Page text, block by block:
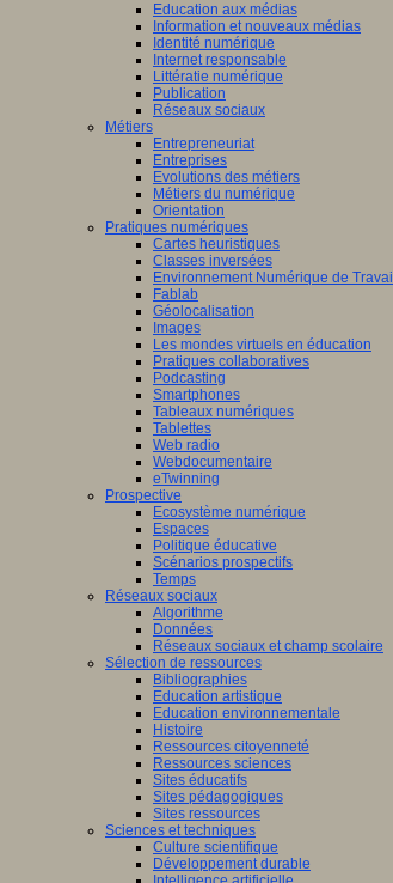
Education aux médias
Information et nouveaux médias
Identité numérique
Internet responsable
Littératie numérique
Publication
Réseaux sociaux
Métiers
Entrepreneuriat
Entreprises
Evolutions des métiers
Métiers du numérique
Orientation
Pratiques numériques
Cartes heuristiques
Classes inversées
Environnement Numérique de Travail
Fablab
Géolocalisation
Images
Les mondes virtuels en éducation
Pratiques collaboratives
Podcasting
Smartphones
Tableaux numériques
Tablettes
Web radio
Webdocumentaire
eTwinning
Prospective
Ecosystème numérique
Espaces
Politique éducative
Scénarios prospectifs
Temps
Réseaux sociaux
Algorithme
Données
Réseaux sociaux et champ scolaire
Sélection de ressources
Bibliographies
Education artistique
Education environnementale
Histoire
Ressources citoyenneté
Ressources sciences
Sites éducatifs
Sites pédagogiques
Sites ressources
Sciences et techniques
Culture scientifique
Développement durable